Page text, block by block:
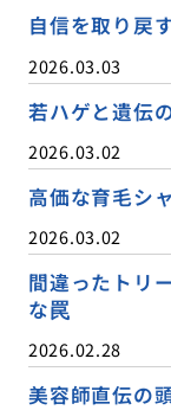
自信を取り戻
2026.03.03
若ハゲと遺伝
2026.03.02
高価な育毛シ
2026.03.02
間違ったトリ
な罠
2026.02.28
美容師直伝の